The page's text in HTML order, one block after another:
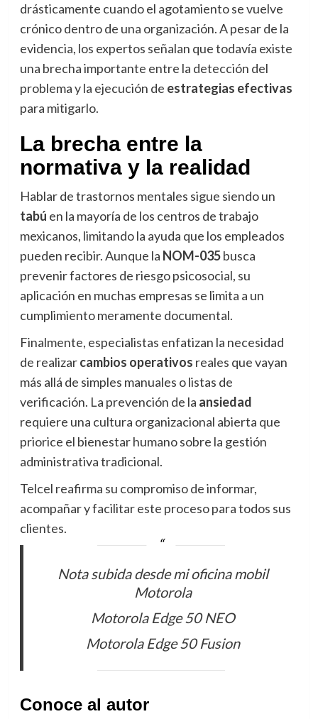
drásticamente cuando el agotamiento se vuelve
crónico dentro de una organización. A pesar de la
evidencia, los expertos señalan que todavía existe
una brecha importante entre la detección del
problema y la ejecución de estrategias efectivas
para mitigarlo.
La brecha entre la
normativa y la realidad
Hablar de trastornos mentales sigue siendo un
tabú en la mayoría de los centros de trabajo
mexicanos, limitando la ayuda que los empleados
pueden recibir. Aunque la NOM-035busca
prevenir factores de riesgo psicosocial, su
aplicación en muchas empresas se limita a un
cumplimiento meramente documental.
Finalmente, especialistas enfatizan la necesidad
de realizarcambios operativos reales que vayan
más allá de simples manuales o listas de
verificación. La prevención de la ansiedad
requiere una cultura organizacional abierta que
priorice el bienestar humano sobre la gestión
administrativa tradicional.
Telcel reafirma su compromiso de informar,
acompañar y facilitar este proceso para todos sus
clientes.
Nota subida desde mi oficina mobil
Motorola
Motorola Edge 50 NEO
Motorola Edge 50 Fusion
Conoce al autor